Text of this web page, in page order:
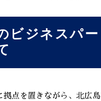
ビジネスパ
拠点を置きながら、北広